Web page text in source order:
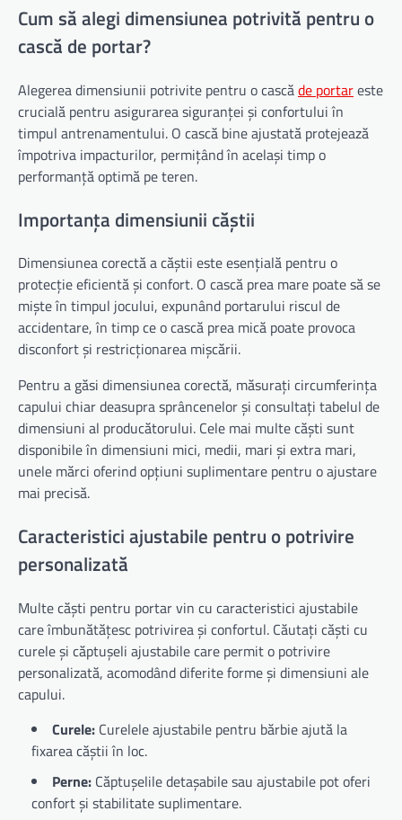
Cum să alegi dimensiunea potrivită pentru o
cască de portar?
Alegerea dimensiunii potrivite pentru o cascăde portareste
crucială pentru asigurarea siguranței și confortului în
timpul antrenamentului. O cască bine ajustată protejează
împotriva impacturilor, permițând în același timp o
performanță optimă pe teren.
Importanța dimensiunii căștii
Dimensiunea corectă a căștii este esențială pentru o
protecție eficientă și confort. O cască prea mare poate să se
miște în timpul jocului, expunând portarului riscul de
accidentare, în timp ce o cască prea mică poate provoca
disconfort și restricționarea mișcării.
Pentru a găsi dimensiunea corectă, măsurați circumferința
capului chiar deasupra sprâncenelor și consultați tabelul de
dimensiuni al producătorului. Cele mai multe căști sunt
disponibile în dimensiuni mici, medii, mari și extra mari,
unele mărci oferind opțiuni suplimentare pentru o ajustare
mai precisă.
Caracteristici ajustabile pentru o potrivire
personalizată
Multe căști pentru portar vin cu caracteristici ajustabile
care îmbunătățesc potrivirea și confortul. Căutați căști cu
curele și căptușeli ajustabile care permit o potrivire
personalizată, acomodând diferite forme și dimensiuni ale
capului.
Curele: Curelele ajustabile pentru bărbie ajută la
fixarea căștii în loc.
Perne: Căptușelile detașabile sau ajustabile pot oferi
confort și stabilitate suplimentare.